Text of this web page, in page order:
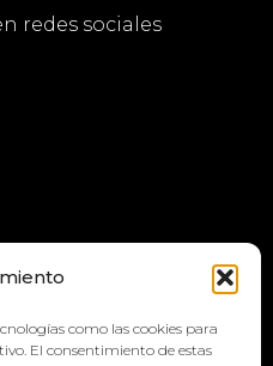
como las cookies para
El consentimiento de estas
redes sociales